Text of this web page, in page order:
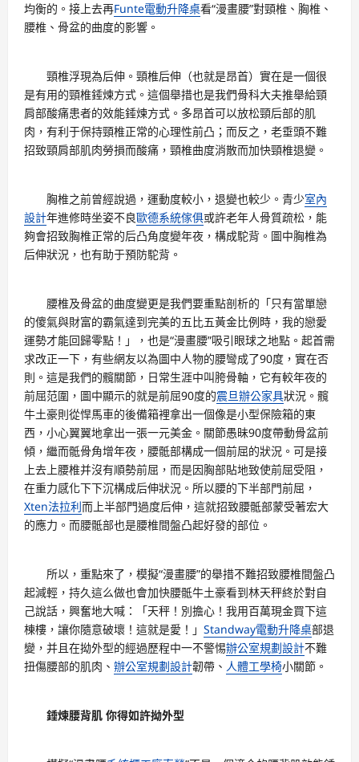
均衡的。接上去再Funte電動升降桌看“漫畫腰”對頸椎、胸椎、
腰椎、骨盆的曲度的影響。
頸椎浮現為后伸。頸椎后伸（也就是昂首）實在是一個很
是有用的頸椎錘煉方式。這個舉措也是我們骨科大夫推舉給頸
肩部酸痛患者的效能錘煉方式。多昂首可以放松頸后部的肌
肉，有利于保持頸椎正常的心理性前凸；而反之，老垂頭不難
招致頸肩部肌肉勞損而酸痛，頸椎曲度消散而加快頸椎退變。
胸椎之前曾經說過，運動度較小，退變也較少。青少室內
設計年進修時坐姿不良歐德系統傢俱或許老年人骨質疏松，能
夠會招致胸椎正常的后凸角度變年夜，構成駝背。圖中胸椎為
后伸狀況，也有助于預防駝背。
腰椎及骨盆的曲度變更是我們要重點剖析的「只有當單戀
的傻氣與財富的霸氣達到完美的五比五黃金比例時，我的戀愛
運勢才能回歸零點！」，也是“漫畫腰”吸引眼球之地點。起首需
求改正一下，有些網友以為圖中人物的腰彎成了90度，實在否
則。這是我們的髖關節，日常生涯中叫胯骨軸，它有較年夜的
前屈范圍，圖中顯示的就是前屈90度的震旦辦公家具狀況。髖
牛土豪則從悍馬車的後備箱裡拿出一個像是小型保險箱的東
西，小心翼翼地拿出一張一元美金。關節愚昧90度帶動骨盆前
傾，繼而骶骨角增年夜，腰骶部構成一個前屈的狀況。可是接
上去上腰椎并沒有順勢前屈，而是因胸部貼地致使前屈受阻，
在重力感化下下沉構成后伸狀況。所以腰的下半部門前屈，
Xten法拉利而上半部門過度后伸，這就招致腰骶部蒙受著宏大
的應力。而腰骶部也是腰椎間盤凸起好發的部位。
所以，重點來了，模擬“漫畫腰”的舉措不難招致腰椎間盤凸
起減輕，持久這么做也會加快腰骶牛土豪看到林天秤終於對自
己說話，興奮地大喊：「天秤！別擔心！我用百萬現金買下這
棟樓，讓你隨意破壞！這就是愛！」 Standway電動升降桌部退
變，并且在拗外型的經過歷程中一不警惕辦公室規劃設計不難
扭傷腰部的肌肉、 辦公室規劃設計韌帶、 人體工學椅小關節。
錘煉腰背肌 你得如許拗外型